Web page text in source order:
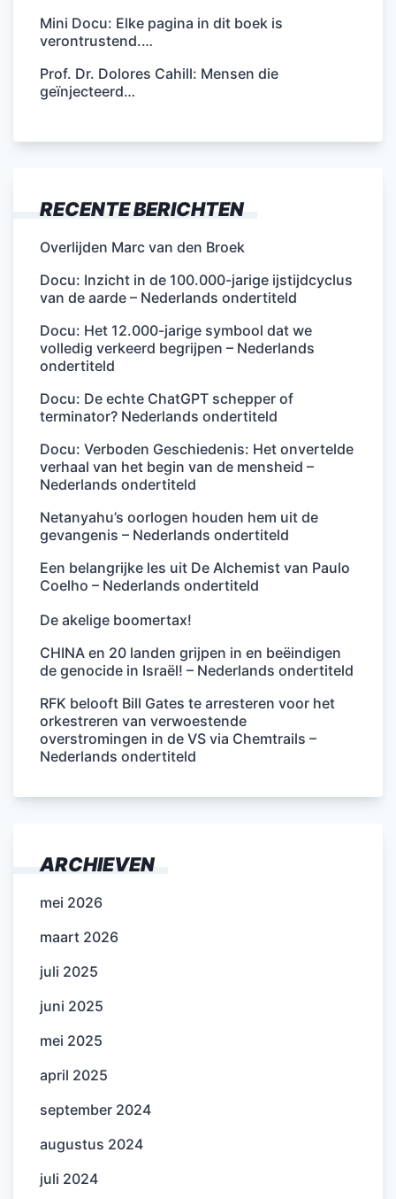
Mini Docu: Elke pagina in dit boek is
verontrustend.…
Prof. Dr. Dolores Cahill: Mensen die
geïnjecteerd…
RECENTE BERICHTEN
Overlijden Marc van den Broek
Docu: Inzicht in de 100.000-jarige ijstijdcyclus
van de aarde – Nederlands ondertiteld
Docu: Het 12.000-jarige symbool dat we
volledig verkeerd begrijpen – Nederlands
ondertiteld
Docu: De echte ChatGPT schepper of
terminator? Nederlands ondertiteld
Docu: Verboden Geschiedenis: Het onvertelde
verhaal van het begin van de mensheid –
Nederlands ondertiteld
Netanyahu’s oorlogen houden hem uit de
gevangenis – Nederlands ondertiteld
Een belangrijke les uit De Alchemist van Paulo
Coelho – Nederlands ondertiteld
De akelige boomertax!
CHINA en 20 landen grijpen in en beëindigen
de genocide in Israël! – Nederlands ondertiteld
RFK belooft Bill Gates te arresteren voor het
orkestreren van verwoestende
overstromingen in de VS via Chemtrails –
Nederlands ondertiteld
ARCHIEVEN
mei 2026
maart 2026
juli 2025
juni 2025
mei 2025
april 2025
september 2024
augustus 2024
juli 2024